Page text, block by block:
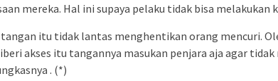
mereka. Hal ini supaya pelaku tidak bisa melakukan
itu tidak lantas menghentikan orang mencuri.
akses itu tangannya masukan penjara aja agar
. (*)